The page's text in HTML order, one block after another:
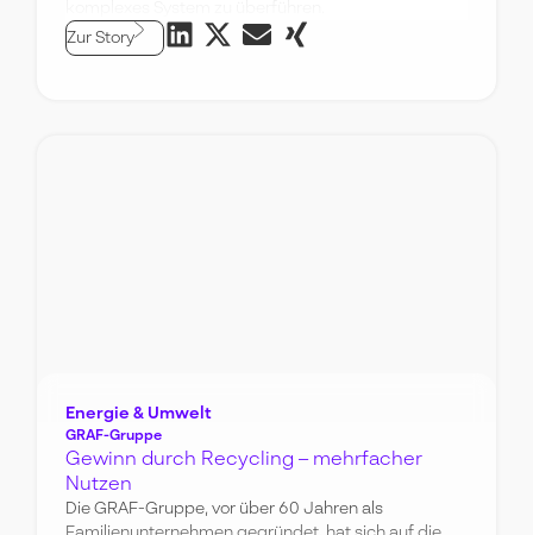
Zur Story
Energie & Umwelt
GRAF-Gruppe
Gewinn durch Recycling – mehrfacher
Nutzen
Die GRAF-Gruppe, vor über 60 Jahren als